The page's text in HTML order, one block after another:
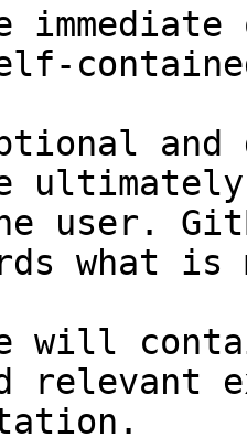
and
user.
what
will
relevant